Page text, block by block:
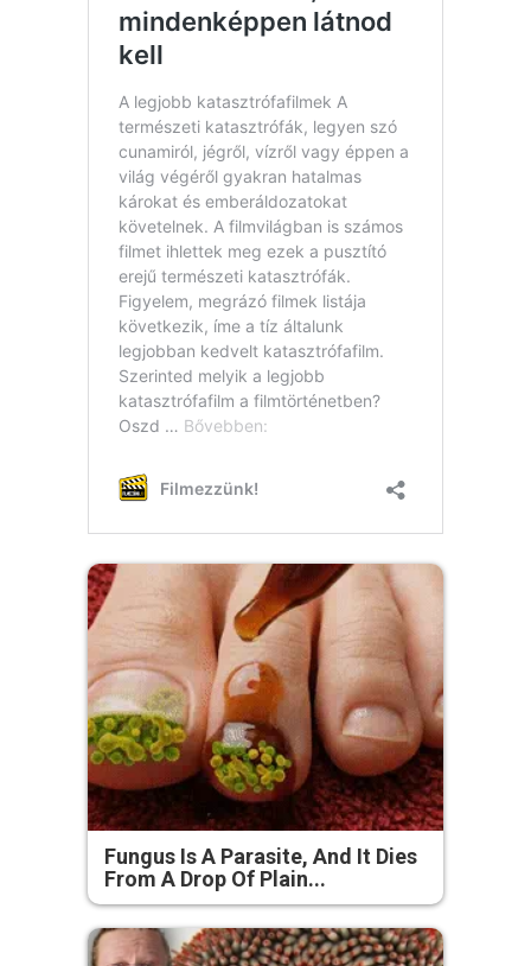
Fungus Is A Parasite, And It Dies
From A Drop Of Plain...